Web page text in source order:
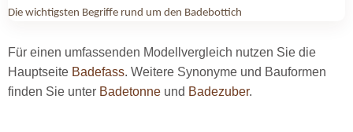
Die wichtigsten Begriffe rund um den Badebottich
Für einen umfassenden Modellvergleich nutzen Sie die
Hauptseite Badefass. Weitere Synonyme und Bauformen
finden Sie unter Badetonne und Badezuber.